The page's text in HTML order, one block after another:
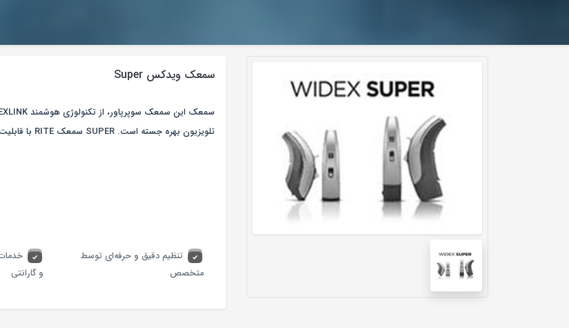
سمعک ویدکس Super
تلویزیون بهره جسته است. SUPER سمعک RITE با قابلیت پوشش تا 120 دسی بل است.
تنظیم دقیق و حرفه‌ای توسط
متخصص
و گارانتی